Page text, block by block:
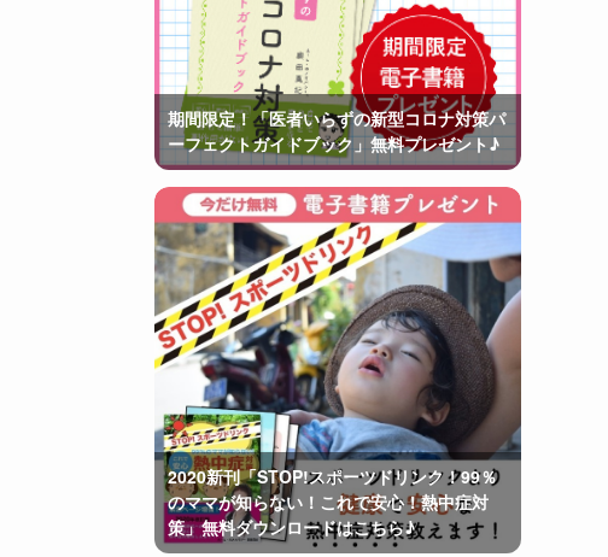
期間限定！「医者いらずの新型コロナ対策パ
ーフェクトガイドブック」無料プレゼント♪
2020新刊「STOP!スポーツドリンク！99％
のママが知らない！これで安心！熱中症対
策」無料ダウンロードはこちら♪